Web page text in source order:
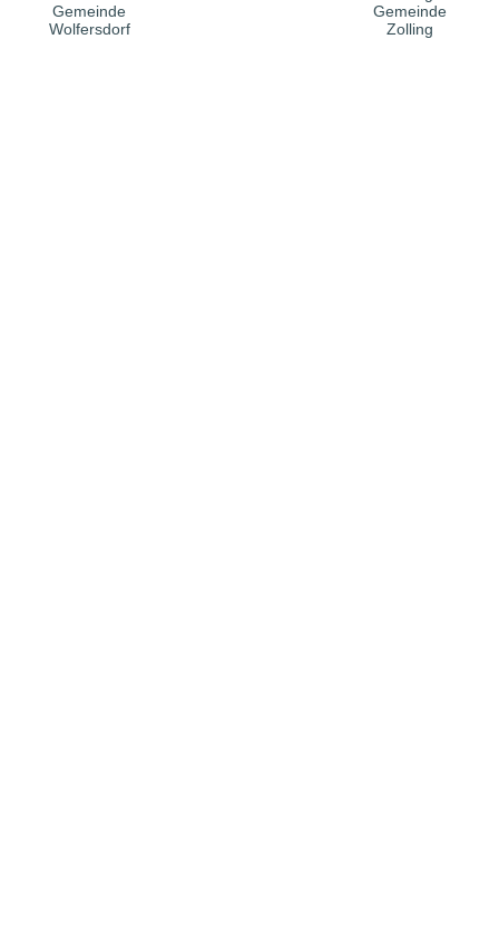
Gemeinde
Wolfersdorf
Gemeinde
Zolling